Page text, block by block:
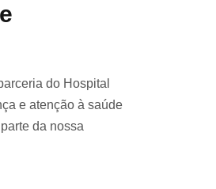
do Hospital
e atenção à saúde
da nossa